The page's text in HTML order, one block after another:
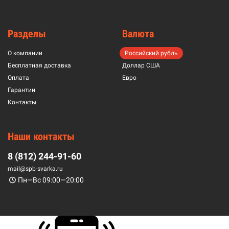
Разделы
О компании
Бесплатная доставка
Оплата
Гарантии
Контакты
Валюта
Российский рубль
Доллар США
Евро
Наши контакты
8 (812) 244-91-60
mail@spb-svarka.ru
Пн—Вс 09:00—20:00